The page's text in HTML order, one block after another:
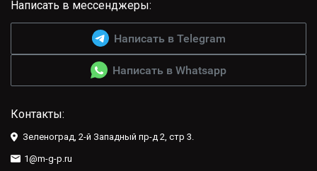
Написать в мессенджеры:
Написать в Telegram
Написать в Whatsapp
Контакты:
Зеленоград, 2-й Западный пр-д 2, стр 3.
1@m-g-p.ru